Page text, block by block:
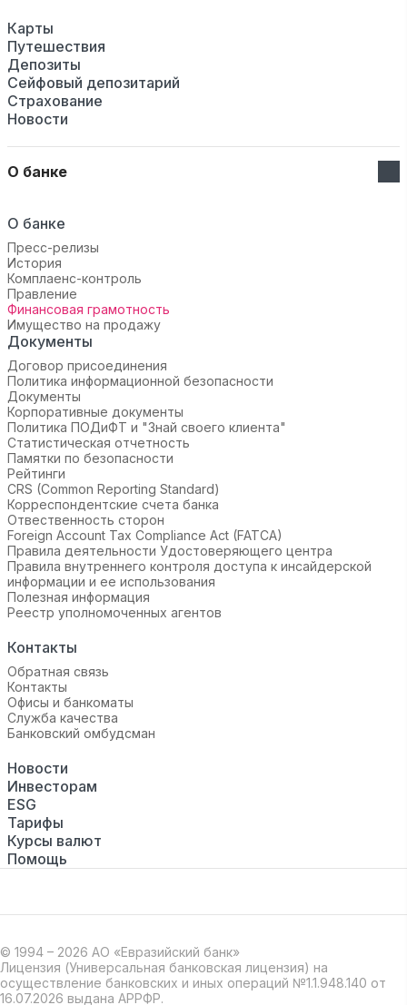
Карты
Путешествия
Депозиты
Сейфовый депозитарий
Страхование
Новости
О банке
О банке
Пресс-релизы
История
Комплаенс-контроль
Правление
Финансовая грамотность
Имущество на продажу
Документы
Договор присоединения
Политика информационной безопасности
Документы
Корпоративные документы
Политика ПОДиФТ и "Знай своего клиента"
Статистическая отчетность
Памятки по безопасности
Рейтинги
CRS (Common Reporting Standard)
Корреспондентские счета банка
Отвественность сторон
Foreign Account Tax Compliance Act (FATCA)
Правила деятельности Удостоверяющего центра
Правила внутреннего контроля доступа к инсайдерской
информации и ее использования
Полезная информация
Реестр уполномоченных агентов
Контакты
Обратная связь
Контакты
Офисы и банкоматы
Служба качества
Банковский омбудсман
Новости
Инвесторам
ESG
Тарифы
Курсы валют
Помощь
© 1994 – 2026 АО «Евразийский банк»
Лицензия (Универсальная банковская лицензия) на
осуществление банковских и иных операций №1.1.948.140 от
16.07.2026 выдана АРРФР.